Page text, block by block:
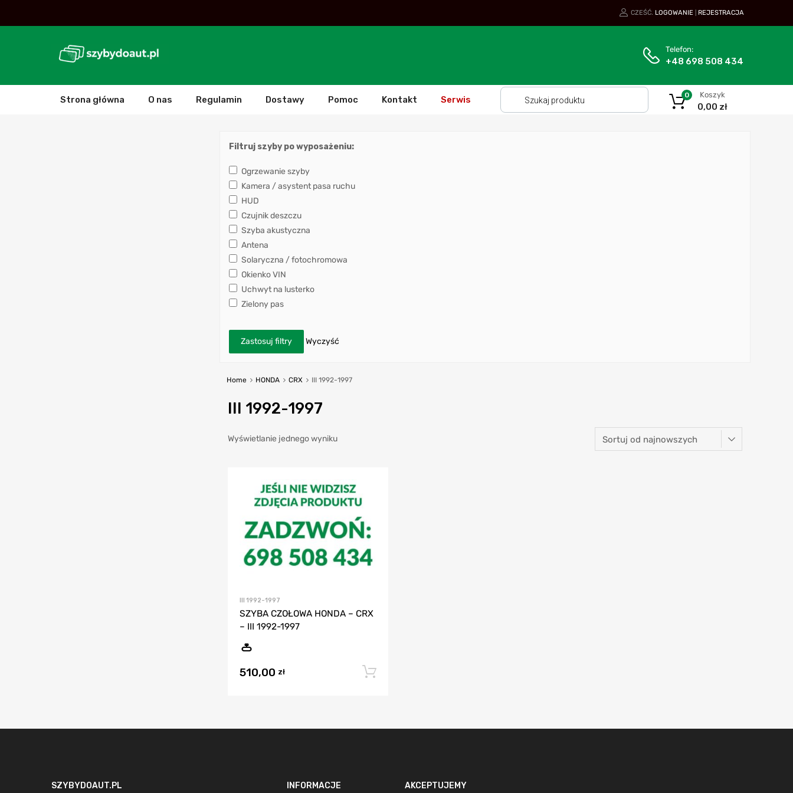
CZEŚĆ. LOGOWANIE REJESTRACJA
Telefon:
+48 698 508 434
Strona główna O nas Regulamin Dostawy Pomoc Kontakt Serwis Koszyk
0,00 zł
0
Filtruj szyby po wyposażeniu:
Ogrzewanie szyby
Kamera / asystent pasa ruchu
HUD
Czujnik deszczu
Szyba akustyczna
Antena
Solaryczna / fotochromowa
Okienko VIN
Uchwyt na lusterko
Zielony pas
Zastosuj filtry Wyczyść
Home HONDA CRX III 1992-1997
III 1992-1997
Wyświetlanie jednego wyniku
III 1992-1997
SZYBA CZOŁOWA HONDA – CRX
– III 1992-1997
510,00 zł
SZYBYDOAUT.PL INFORMACJE AKCEPTUJEMY